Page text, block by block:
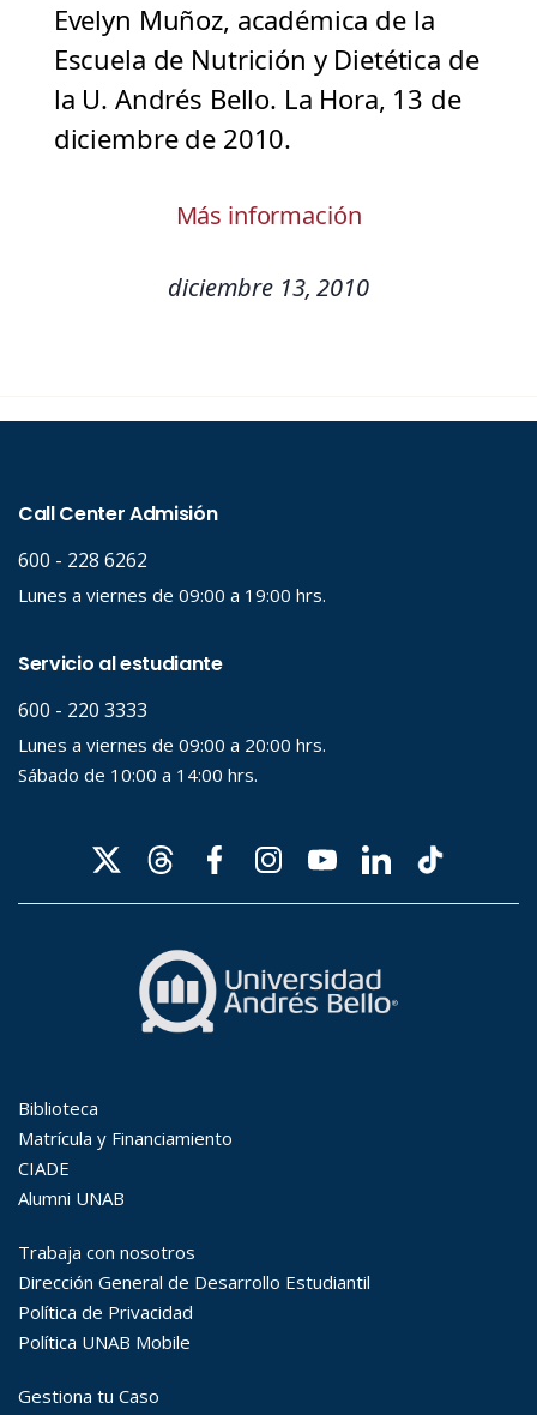
Evelyn Muñoz, académica de la
Escuela de Nutrición y Dietética de
la U. Andrés Bello. La Hora, 13 de
diciembre de 2010.
Más información
diciembre 13, 2010